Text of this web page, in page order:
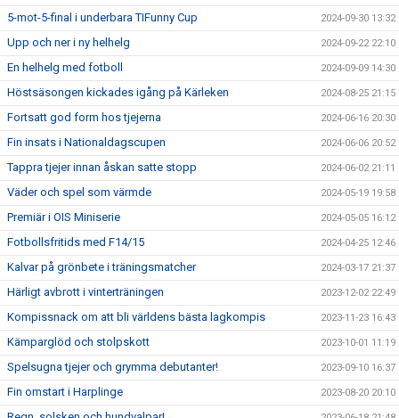
5-mot-5-final i underbara TIFunny Cup 2024-09-30 13:32
Upp och ner i ny helhelg 2024-09-22 22:10
En helhelg med fotboll 2024-09-09 14:30
Höstsäsongen kickades igång på Kärleken 2024-08-25 21:15
Fortsatt god form hos tjejerna 2024-06-16 20:30
Fin insats i Nationaldagscupen 2024-06-06 20:52
Tappra tjejer innan åskan satte stopp 2024-06-02 21:11
Väder och spel som värmde 2024-05-19 19:58
Premiär i OIS Miniserie 2024-05-05 16:12
Fotbollsfritids med F14/15 2024-04-25 12:46
Kalvar på grönbete i träningsmatcher 2024-03-17 21:37
Härligt avbrott i vinterträningen 2023-12-02 22:49
Kompissnack om att bli världens bästa lagkompis 2023-11-23 16:43
Kämparglöd och stolpskott 2023-10-01 11:19
Spelsugna tjejer och grymma debutanter! 2023-09-10 16:37
Fin omstart i Harplinge 2023-08-20 20:10